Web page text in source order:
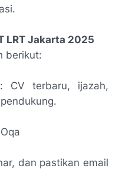
LRT Jakarta 2025
berikut:
CV terbaru, ijazah,
dan pastikan email